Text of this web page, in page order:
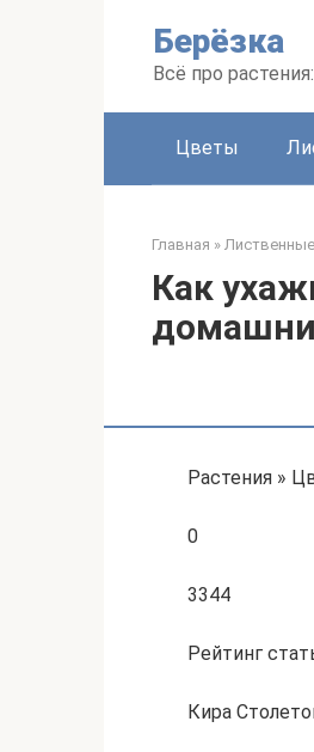
Берёзка
Всё про
Цветы
Главная » Лиственные
Как
Растения »
0
3344
Рейтинг
Кира